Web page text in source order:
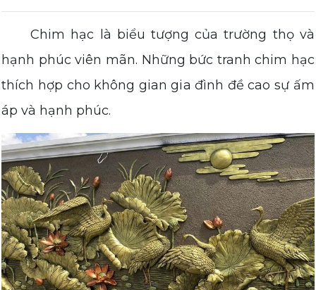
Chim hạc là biểu tượng của trường thọ và
hạnh phúc viên mãn. Những bức tranh chim hạc
thích hợp cho không gian gia đình đề cao sự ấm
áp và hạnh phúc.